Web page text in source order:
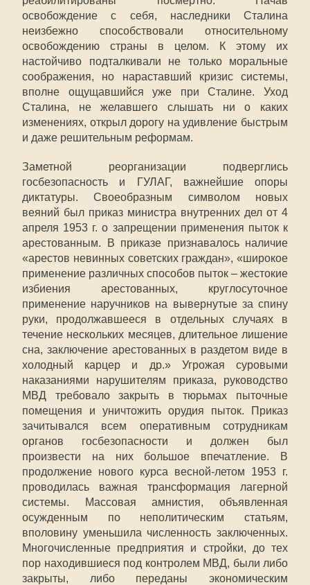
освобождение с себя, наследники Сталина
неизбежно способствовали относительному
освобождению страны в целом. К этому их
настойчиво подталкивали не только моральные
соображения, но нараставший кризис системы,
вполне ощущавшийся уже при Сталине. Уход
Сталина, не желавшего слышать ни о каких
изменениях, открыл дорогу на удивление быстрым
и даже решительным реформам.
Заметной реорганизации подверглись
госбезопасность и ГУЛАГ, важнейшие опоры
диктатуры. Своеобразным символом новых
веяний был приказ министра внутренних дел от 4
апреля 1953 г. о запрещении применения пыток к
арестованным. В приказе признавалось наличие
«арестов невинных советских граждан», «широкое
применение различных способов пыток – жестокие
избиения арестованных, круглосуточное
применение наручников на вывернутые за спину
руки, продолжавшееся в отдельных случаях в
течение нескольких месяцев, длительное лишение
сна, заключение арестованных в раздетом виде в
холодный карцер и др.» Угрожая суровыми
наказаниями нарушителям приказа, руководство
МВД требовало закрыть в тюрьмах пыточные
помещения и уничтожить орудия пыток. Приказ
зачитывался всем оперативным сотрудникам
органов госбезопасности и должен был
произвести на них большое впечатление. В
продолжение нового курса весной-летом 1953 г.
проводилась важная трансформация лагерной
системы. Массовая амнистия, объявленная
осужденным по неполитическим статьям,
вполовину уменьшила численность заключенных.
Многочисленные предприятия и стройки, до тех
пор находившиеся под контролем МВД, были либо
закрыты, либо переданы экономическим